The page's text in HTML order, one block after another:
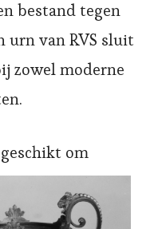
bestand tegen
urn van RVS sluit
zowel moderne
chikt om